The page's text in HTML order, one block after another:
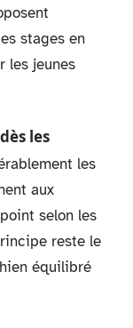
stages en
les jeunes
les
les
aux
selon les
reste le
équilibré